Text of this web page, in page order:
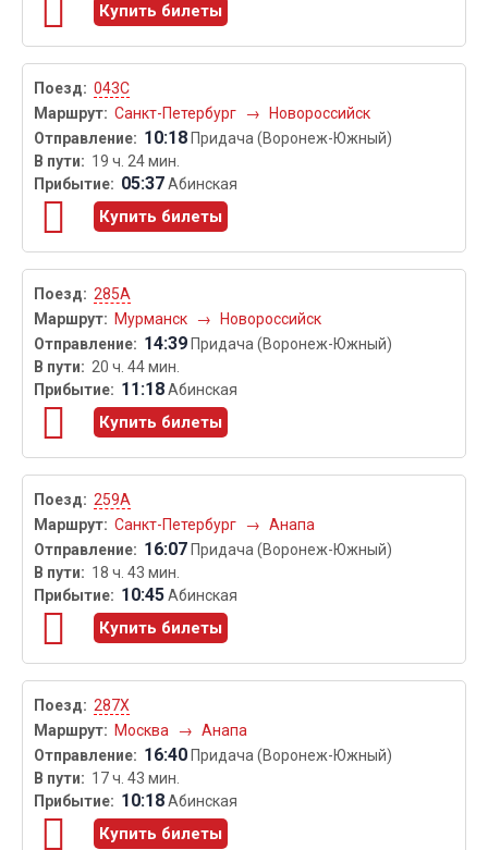
Купить билеты
043С
Санкт-Петербург
→ Новороссийск
10:18 Придача (Воронеж-Южный)
19 ч. 24 мин.
05:37Абинская
Купить билеты
285А
Мурманск
→ Новороссийск
14:39 Придача (Воронеж-Южный)
20 ч. 44 мин.
11:18Абинская
Купить билеты
259А
Санкт-Петербург
→ Анапа
16:07 Придача (Воронеж-Южный)
18 ч. 43 мин.
10:45Абинская
Купить билеты
287Х
Москва
→ Анапа
16:40 Придача (Воронеж-Южный)
17 ч. 43 мин.
10:18Абинская
Купить билеты